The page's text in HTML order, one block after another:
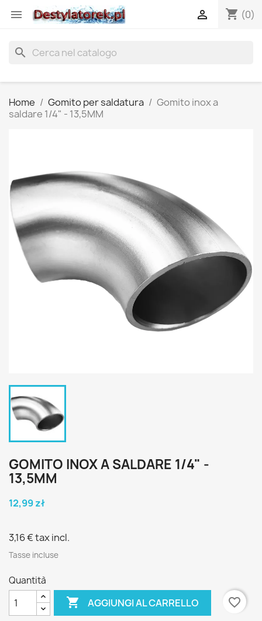
 shopping_cart (0)

search
Home Gomito per saldatura
Gomito inox a
saldare 1/4" - 13,5MM
GOMITO INOX A SALDARE 1/4" -
13,5MM
12,99 zł
3,16 €tax incl.
Tasse incluse
Quantità
 AGGIUNGI AL CARRELLO favorite_border